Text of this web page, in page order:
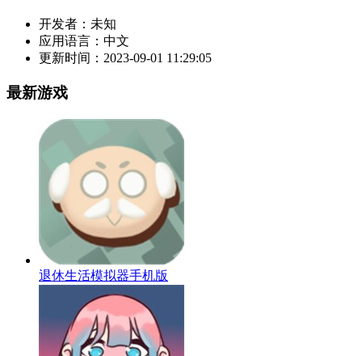
开发者： 未知
应用语言： 中文
更新时间： 2023-09-01 11:29:05
最新游戏
退休生活模拟器手机版